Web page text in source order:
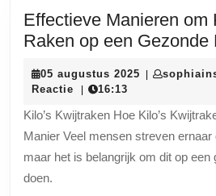
Effectieve Manieren om
Raken op een Gezonde
05 augustus 2025 05|
Reactie
| 16:13
Kilo’s Kwijtraken Hoe Kilo’s
Manier Veel mensen streven ernaar
maar het is belangrijk om dit op een
doen.